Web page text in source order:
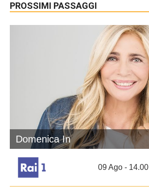
PROSSIMI PASSAGGI
Domenica In
09 Ago - 14.00